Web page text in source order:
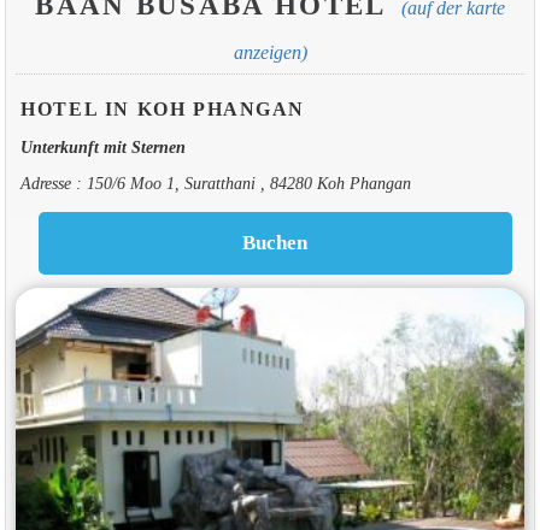
(auf der karte
anzeigen)
HOTEL IN KOH PHANGAN
Unterkunft mit Sternen
Adresse : 150/6 Moo 1, Suratthani , 84280 Koh Phangan